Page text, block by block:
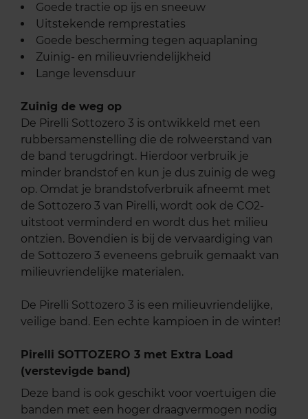
Goede tractie op ijs en sneeuw
Uitstekende remprestaties
Goede bescherming tegen aquaplaning
Zuinig- en milieuvriendelijkheid
Lange levensduur
Zuinig de weg op
De Pirelli Sottozero 3 is ontwikkeld met een
rubbersamenstelling die de rolweerstand van
de band terugdringt. Hierdoor verbruik je
minder brandstof en kun je dus zuinig de weg
op. Omdat je brandstofverbruik afneemt met
de Sottozero 3 van Pirelli, wordt ook de CO2-
uitstoot verminderd en wordt dus het milieu
ontzien. Bovendien is bij de vervaardiging van
de Sottozero 3 eveneens gebruik gemaakt van
milieuvriendelijke materialen.
De Pirelli Sottozero 3 is een milieuvriendelijke,
veilige band. Een echte kampioen in de winter!
Pirelli SOTTOZERO 3 met Extra Load
(verstevigde band)
Deze band is ook geschikt voor voertuigen die
banden met een hoger draagvermogen nodig